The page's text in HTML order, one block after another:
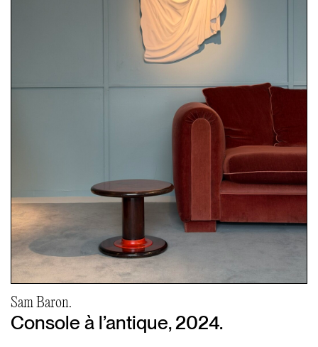
Sam Baron.
Console à l’antique, 2024.